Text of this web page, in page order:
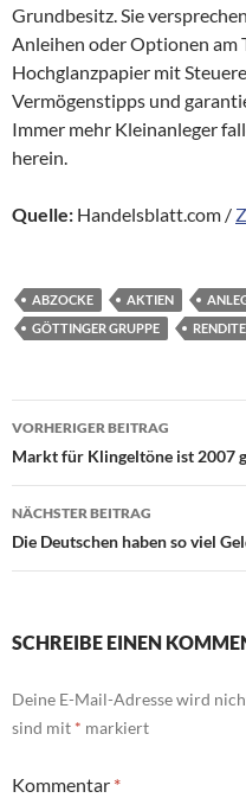
Grundbesitz. Sie
Anleihen oder Optionen am
Hochglanzpapier mit
Vermögenstipps und
Immer mehr Kleinanleger
herein.
Quelle: Handelsblatt.com /
ABZOCKE AKTIEN
GÖTTINGER GRUPPE
RENDITE
VORHERIGER BEITRAG
Markt für Klingeltöne ist 2007
NÄCHSTER BEITRAG
Die Deutschen haben so viel
SCHREIBE EINEN
Deine E-Mail-Adresse wird
sind mit * markiert
Kommentar *